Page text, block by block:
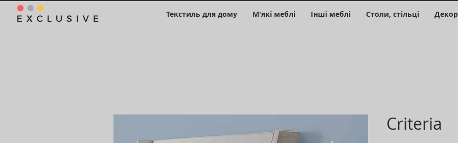
Текстиль для дому М'які меблі Інші меблі Столи, стільці Декор
Criteria